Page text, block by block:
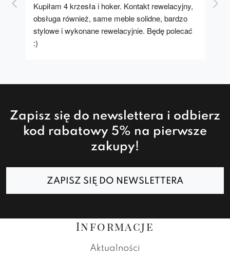
Kupiłam 4 krzesła i hoker. Kontakt rewelacyjny,
obsługa również, same meble solidne, bardzo
stylowe i wykonane rewelacyjnie. Będę polecać
:)
A
Zapisz się do newslettera i odbierz
kod rabatowy 5% na pierwsze
zakupy!
ZAPISZ SIĘ DO NEWSLETTERA
Informacje
Aktualności